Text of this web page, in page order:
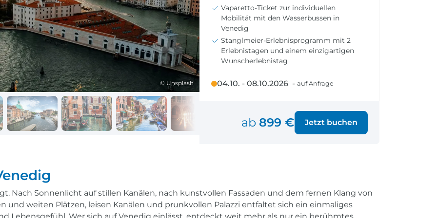
Frankreich
Reisekalender
Ihr perfekt geplantes Jahr
Abfahrtsstellen
Alles auf einen Blick Weltweite Ziele entdecken
Reisekalender
Ihr perfekt geplantes Jahr
Ihr Weg zum Flughafen
Flughafentransfer & Parken
Einreisebestimmungen
Alles Wichtige
© Unsplash
Vaparetto-Ticket zur individuellen
Mobilität mit den Wasserbussen in
Venedig
Stanglmeier-Erlebnisprogramm mit 2
Erlebnistagen und einem einzigartigen
Wunscherlebnistag
04.10. - 08.10.2026 - auf Anfrage
ab 899 € Jetzt buchen
Nach Sonnenlicht auf stillen Kanälen, nach kunstvollen Fassaden und dem fernen Klang von
und weiten Plätzen, leisen Kanälen und prunkvollen Palazzi entfaltet sich ein einmaliges